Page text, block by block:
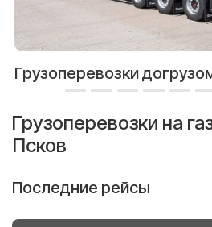
Грузоперевозки
Грузоперевозки на
Псков
Последние рейсы